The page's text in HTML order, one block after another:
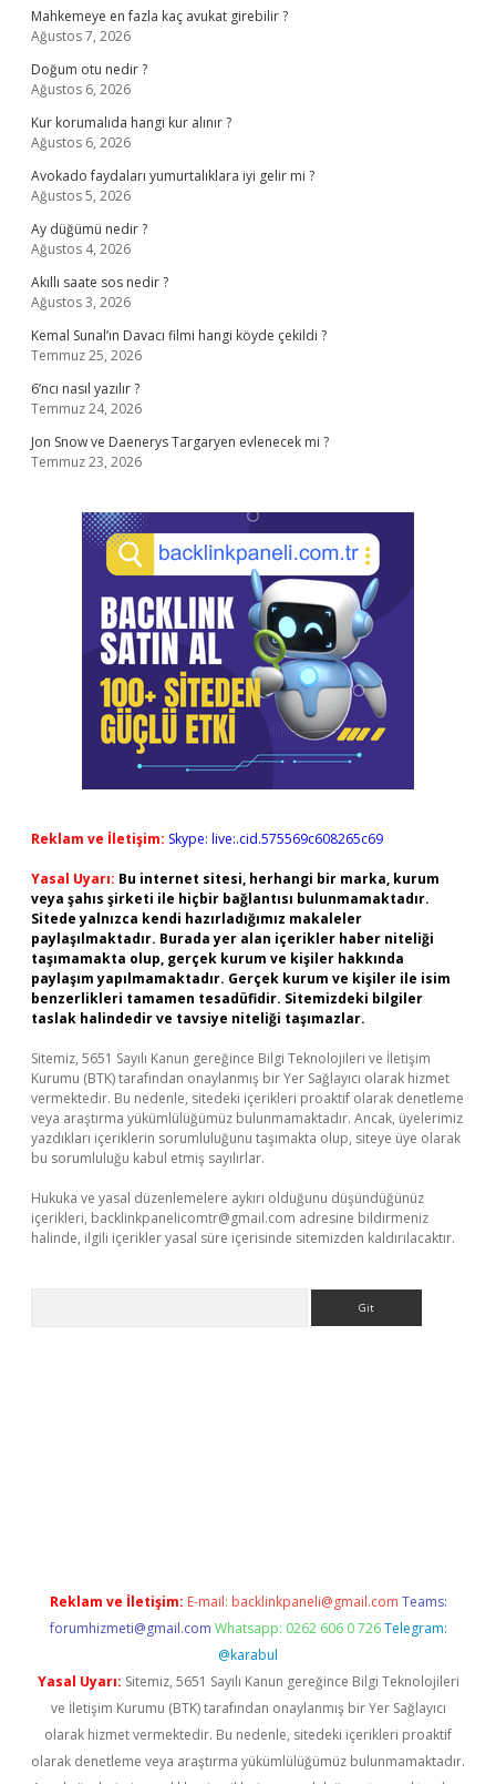
Mahkemeye en fazla kaç avukat girebilir ?
Ağustos 7, 2026
Doğum otu nedir ?
Ağustos 6, 2026
Kur korumalıda hangi kur alınır ?
Ağustos 6, 2026
Avokado faydaları yumurtalıklara iyi gelir mi ?
Ağustos 5, 2026
Ay düğümü nedir ?
Ağustos 4, 2026
Akıllı saate sos nedir ?
Ağustos 3, 2026
Kemal Sunal’ın Davacı filmi hangi köyde çekildi ?
Temmuz 25, 2026
6’ncı nasıl yazılır ?
Temmuz 24, 2026
Jon Snow ve Daenerys Targaryen evlenecek mi ?
Temmuz 23, 2026
Reklam ve İletişim: Skype: live:.cid.575569c608265c69
Yasal Uyarı: Bu internet sitesi, herhangi bir marka, kurum
veya şahıs şirketi ile hiçbir bağlantısı bulunmamaktadır.
Sitede yalnızca kendi hazırladığımız makaleler
paylaşılmaktadır. Burada yer alan içerikler haber niteliği
taşımamakta olup, gerçek kurum ve kişiler hakkında
paylaşım yapılmamaktadır. Gerçek kurum ve kişiler ile isim
benzerlikleri tamamen tesadüfidir. Sitemizdeki bilgiler
taslak halindedir ve tavsiye niteliği taşımazlar.
Sitemiz, 5651 Sayılı Kanun gereğince Bilgi Teknolojileri ve İletişim
Kurumu (BTK) tarafından onaylanmış bir Yer Sağlayıcı olarak hizmet
vermektedir. Bu nedenle, sitedeki içerikleri proaktif olarak denetleme
veya araştırma yükümlülüğümüz bulunmamaktadır. Ancak, üyelerimiz
yazdıkları içeriklerin sorumluluğunu taşımakta olup, siteye üye olarak
bu sorumluluğu kabul etmiş sayılırlar.
Hukuka ve yasal düzenlemelere aykırı olduğunu düşündüğünüz
içerikleri, backlinkpanelicomtr@gmail.com adresine bildirmeniz
halinde, ilgili içerikler yasal süre içerisinde sitemizden kaldırılacaktır.
Reklam ve İletişim: E-mail: backlinkpaneli@gmail.com Teams:
forumhizmeti@gmail.com Whatsapp: 0262 606 0 726 Telegram:
@karabul
Yasal Uyarı: Sitemiz, 5651 Sayılı Kanun gereğince Bilgi Teknolojileri
ve İletişim Kurumu (BTK) tarafından onaylanmış bir Yer Sağlayıcı
olarak hizmet vermektedir. Bu nedenle, sitedeki içerikleri proaktif
olarak denetleme veya araştırma yükümlülüğümüz bulunmamaktadır.